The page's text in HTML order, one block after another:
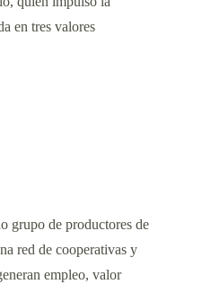
en tres valores
grupo de productores de
red de cooperativas y
empleo, valor